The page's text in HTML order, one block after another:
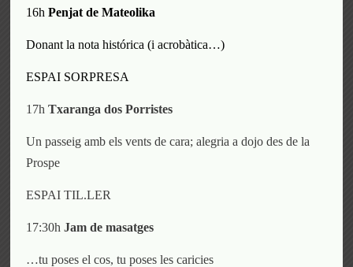
16hPenjat de Mateolika
Donant la nota histórica(i acrobàtica…)
ESPAI SORPRESA
17hTxaranga dos Porristes
Un passeig amb els vents de cara; alegria a dojo des de la
Prospe
ESPAI TIL.LER
17:30hJam de masatges
…tu poses el cos, tu poses les caricies